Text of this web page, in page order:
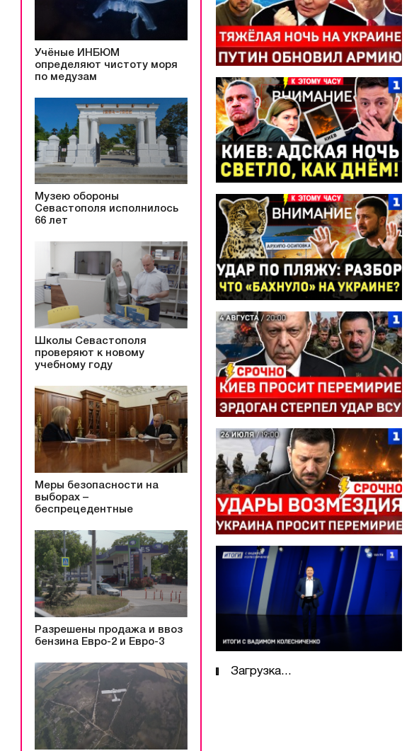
Учёные ИНБЮМ
определяют чистоту моря
по медузам
Музею обороны
Севастополя исполнилось
66 лет
Школы Севастополя
проверяют к новому
учебному году
Меры безопасности на
выборах –
беспрецедентные
Разрешены продажа и ввоз
бензина Евро-2 и Евро-3
Загрузка...